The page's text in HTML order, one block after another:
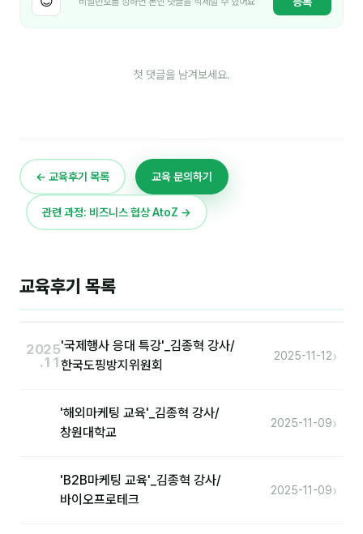
첫 댓글을 남겨보세요.
← 교육후기 목록 교육 문의하기
관련 과정: 비즈니스 협상 AtoZ →
교육후기 목록
2025
.11
'국제행사 응대 특강'_김종혁 강사/
한국도핑방지위원회
2025-11-12›
'해외마케팅 교육'_김종혁 강사/
창원대학교
2025-11-09›
'B2B마케팅 교육'_김종혁 강사/
바이오프로테크
2025-11-09›